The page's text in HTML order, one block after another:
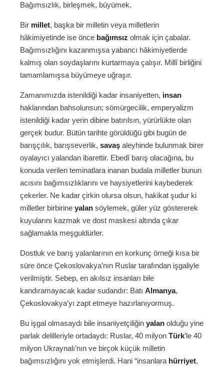
Bağımsızlık, birleşmek, büyümek.
Bir millet, başka bir milletin veya milletlerin
hâkimiyetinde ise önce bağımsız olmak için çabalar.
Bağımsızlığını kazanmışsa yabancı hâkimiyetlerde
kalmış olan soydaşlarını kurtarmaya çalışır. Millî birliğini
tamamlamışsa büyümeye uğraşır.
Zamanımızda istenildiği kadar insaniyetten, insan
haklarından bahsolunsun; sömürgecilik, emperyalizm
istenildiği kadar yerin dibine batırılsın, yürürlükte olan
gerçek budur. Bütün tarihte görüldüğü gibi bugün de
barışçılık, barışseverlik, savaş aleyhinde bulunmak birer
oyalayıcı yalandan ibarettir. Ebedî barış olacağına, bu
konuda verilen teminatlara inanan budala milletler bunun
acısını bağımsızlıklarını ve haysiyetlerini kaybederek
çekerler. Ne kadar çirkin olursa olsun, hakikat şudur ki
milletler birbirine yalan söylemek, güler yüz göstererek
kuyularını kazmak ve dost maskesi altında çıkar
sağlamakla meşguldürler.
Dostluk ve barış yalanlarının en korkunç örneği kısa bir
süre önce Çekoslovakya’nın Ruslar tarafından işgaliyle
verilmiştir. Sebep, en akılsız insanları bile
kandıramayacak kadar sudandır: Batı Almanya,
Çekoslovakya’yı zapt etmeye hazırlanıyormuş.
Bu işgal olmasaydı bile insaniyetçiliğin yalan olduğu yine
parlak delilleriyle ortadaydı: Ruslar, 40 milyon Türk’le 40
milyon Ukraynalı’nın ve birçok küçük milletin
bağımsızlığını yok etmişlerdi. Hani “insanlara hürriyet,